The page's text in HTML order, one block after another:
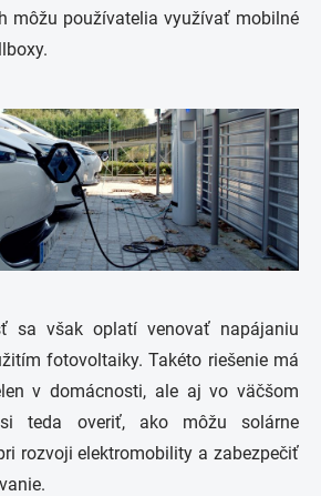
môžu používatelia využívať mobilné
sa však oplatí venovať napájaniu
fotovoltaiky. Takéto riešenie má
v domácnosti, ale aj vo väčšom
teda overiť, ako môžu solárne
rozvoji elektromobility a zabezpečiť